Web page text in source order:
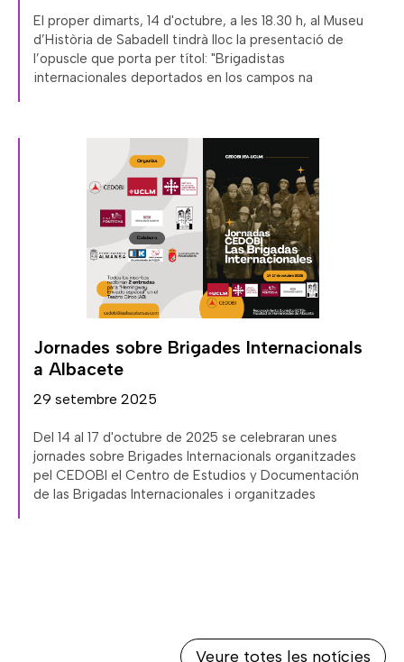
El proper dimarts, 14 d'octubre, a les 18.30 h, al Museu
d’Història de Sabadell tindrà lloc la presentació de
l’opuscle que porta per títol: "Brigadistas
internacionales deportados en los campos na
Jornades sobre Brigades Internacionals
a Albacete
29 setembre 2025
Del 14 al 17 d'octubre de 2025 se celebraran unes
jornades sobre Brigades Internacionals organitzades
pel CEDOBI el Centro de Estudios y Documentación
de las Brigadas Internacionales i organitzades
Veure totes les notícies